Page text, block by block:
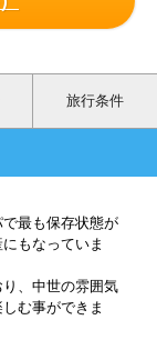
旅行条件
最も保存状態が
もなっていま
、中世の雰囲気
む事ができま